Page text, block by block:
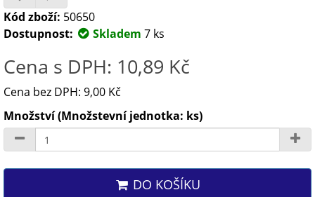
Kód zboží: 50650
Dostupnost:
Skladem 7 ks
Cena s DPH: 10,89 Kč
Cena bez DPH: 9,00 Kč
Množství (Množstevní jednotka: ks)
DO KOŠÍKU